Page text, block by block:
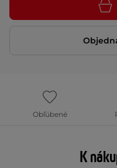
Obľúbené
K